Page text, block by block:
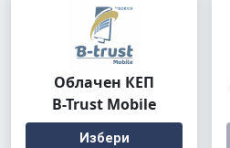
Облачен КЕП
B-Trust Mobile
Избери